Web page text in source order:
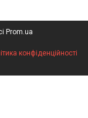
Prom.ua
конфіденційності